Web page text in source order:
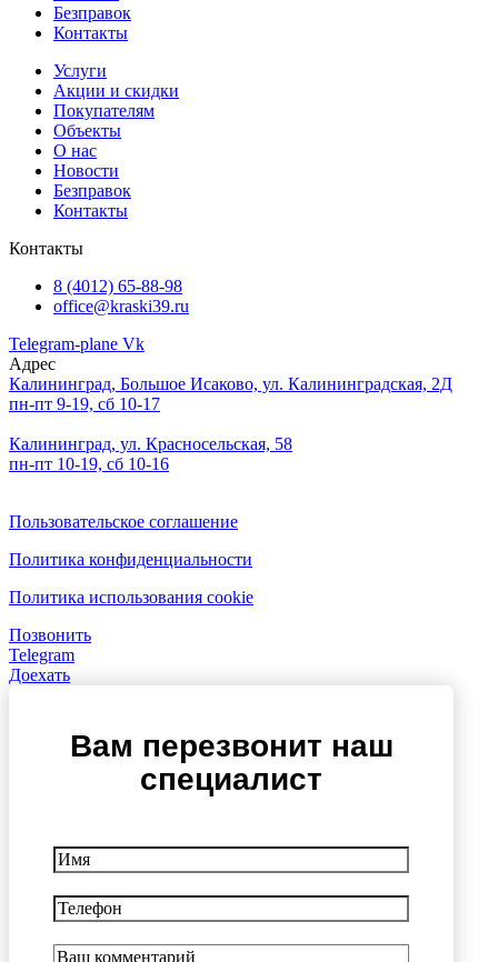
Безправок
Контакты
Услуги
Акции и скидки
Покупателям
Объекты
О нас
Новости
Безправок
Контакты
Контакты
8 (4012) 65-88-98
office@kraski39.ru
Telegram-plane Vk
Адрес
Калининград, Большое Исаково, ул. Калининградская, 2Д
пн-пт 9-19, сб 10-17
Калининград, ул. Красносельская, 58
пн-пт 10-19, сб 10-16
Пользовательское соглашение
Политика конфиденциальности
Политика использования cookie
Позвонить
Telegram
Доехать
Вам перезвонит наш
специалист